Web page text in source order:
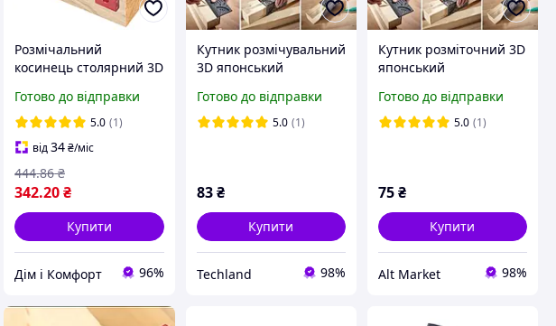
Розмічальний
косинець столярний 3D
косинець / кутомір Red
Хіт продажу!
Готово до відправки
5.0 (1)
від34₴/міс
342.20₴
444.86 ₴
Купити
Дім і Комфорт 96%
Кутник розмічувальний
3D японський
кутовий шаблон для
вимірювання та
Готово до відправки
5.0 (1)
83 ₴
Купити
Techland 98%
Кутник розміточний 3D
японський
кутовий шаблон
Готово до відправки
5.0 (1)
75₴
Купити
Alt Market 98%